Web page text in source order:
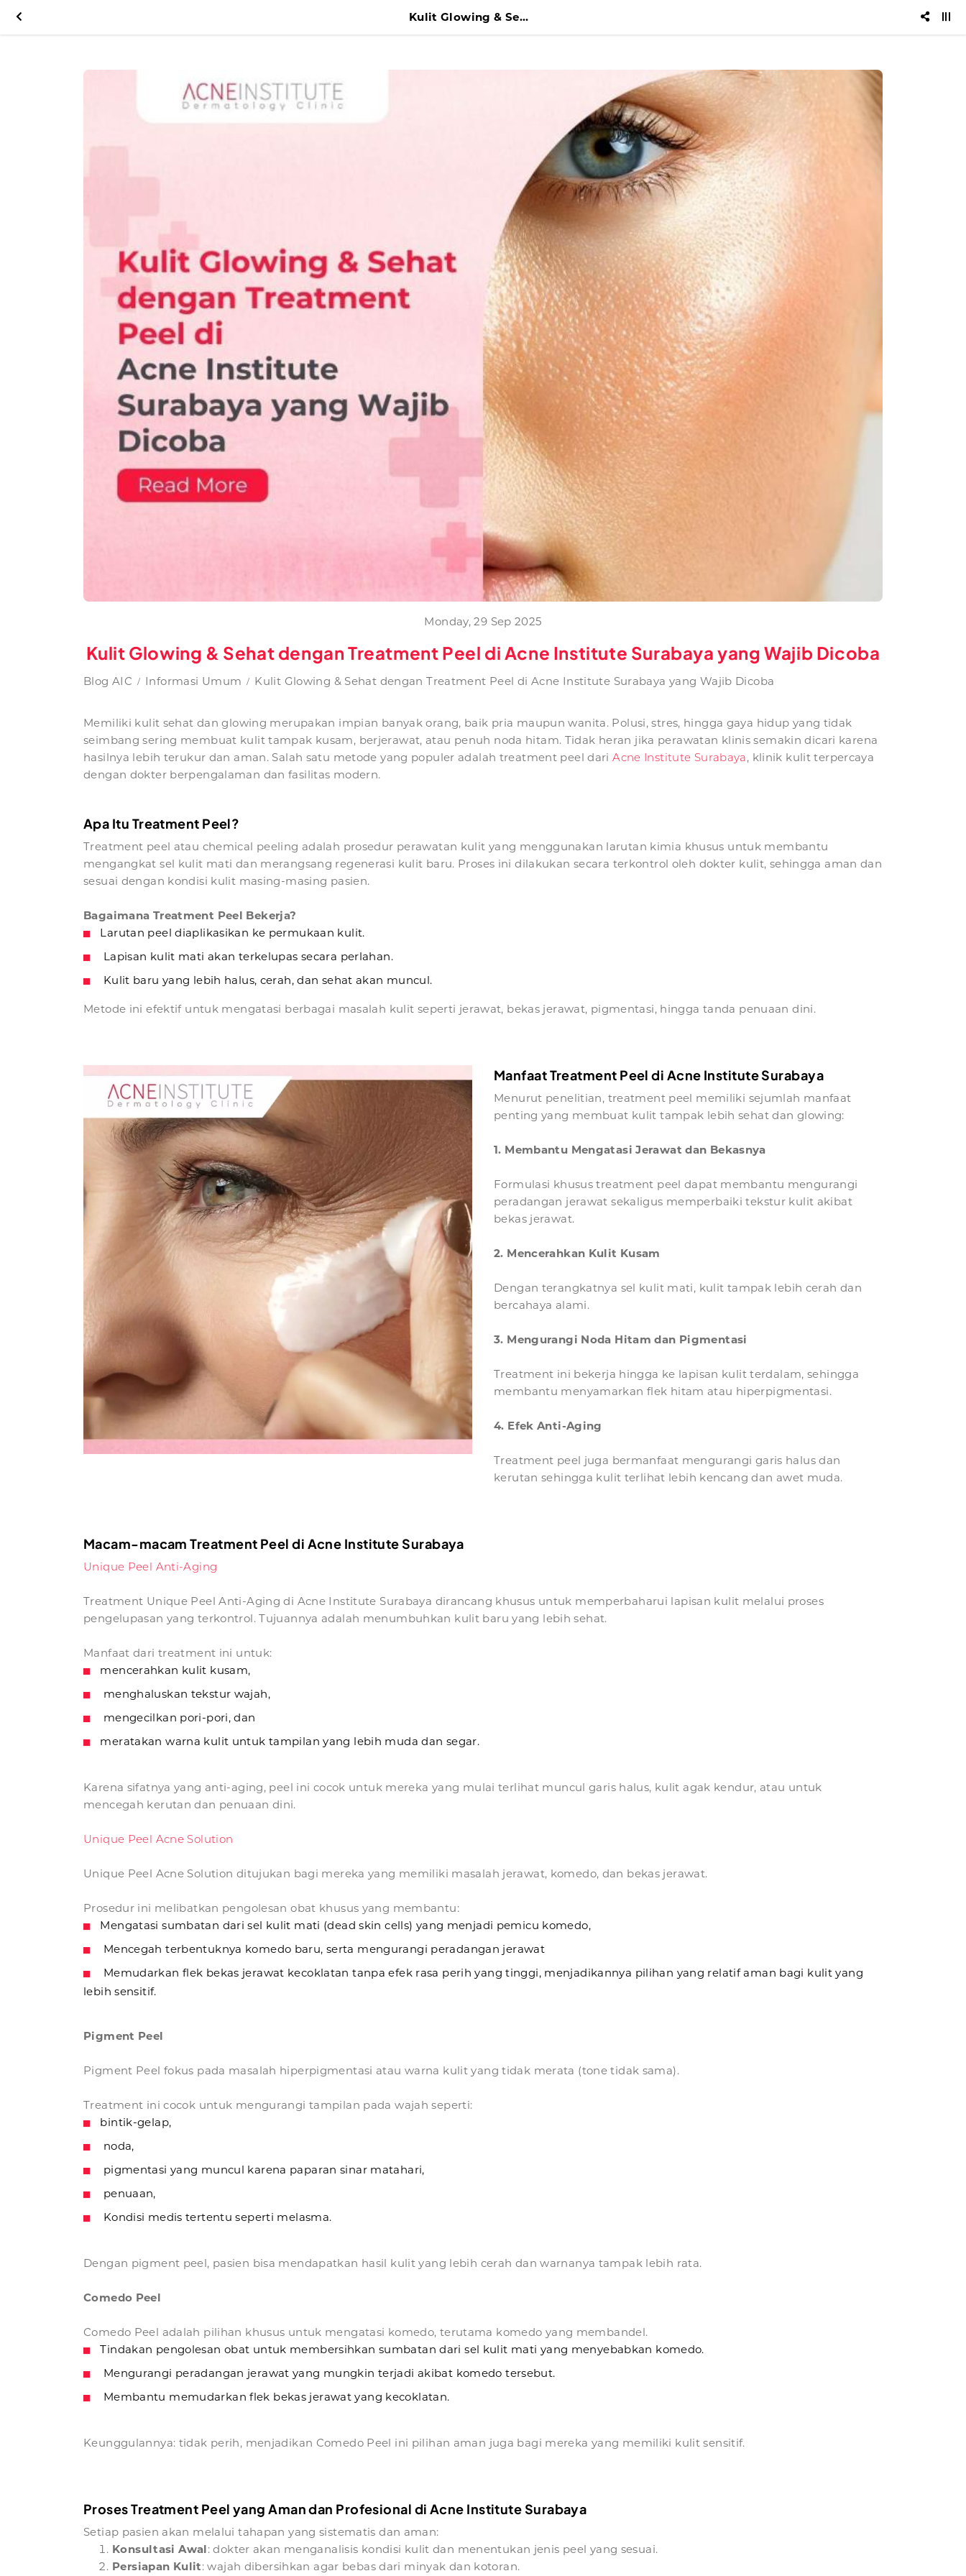
Kulit Glowing & Sehat dengan Treatment Peel di Acne Institute Surabaya yang Wajib Dicoba
Monday, 29 Sep 2025
Kulit Glowing & Sehat dengan Treatment Peel di Acne Institute Surabaya yang Wajib Dicoba
Blog AIC Informasi Umum Kulit Glowing & Sehat dengan Treatment Peel di Acne Institute Surabaya yang Wajib Dicoba
Memiliki kulit sehat dan glowing merupakan impian banyak orang, baik pria maupun wanita. Polusi, stres, hingga gaya hidup yang tidak
seimbang sering membuat kulit tampak kusam, berjerawat, atau penuh noda hitam. Tidak heran jika perawatan klinis semakin dicari karena
hasilnya lebih terukur dan aman. Salah satu metode yang populer adalah treatment peel dariAcne Institute Surabaya, klinik kulit terpercaya
dengan dokter berpengalaman dan fasilitas modern.
Apa Itu Treatment Peel?
Treatment peel atau chemical peeling adalah prosedur perawatan kulit yang menggunakan larutan kimia khusus untuk membantu
mengangkat sel kulit mati dan merangsang regenerasi kulit baru. Proses ini dilakukan secara terkontrol oleh dokter kulit, sehingga aman dan
sesuai dengan kondisi kulit masing-masing pasien.
Bagaimana Treatment Peel Bekerja?
Larutan peel diaplikasikan ke permukaan kulit.
Lapisan kulit mati akan terkelupas secara perlahan.
Kulit baru yang lebih halus, cerah, dan sehat akan muncul.
Metode ini efektif untuk mengatasi berbagai masalah kulit seperti jerawat, bekas jerawat, pigmentasi, hingga tanda penuaan dini.
Manfaat Treatment Peel di Acne Institute Surabaya
Menurut penelitian, treatment peel memiliki sejumlah manfaat
penting yang membuat kulit tampak lebih sehat dan glowing:
1. Membantu Mengatasi Jerawat dan Bekasnya
Formulasi khusus treatment peel dapat membantu mengurangi
peradangan jerawat sekaligus memperbaiki tekstur kulit akibat
bekas jerawat.
2. Mencerahkan Kulit Kusam
Dengan terangkatnya sel kulit mati, kulit tampak lebih cerah dan
bercahaya alami.
3. Mengurangi Noda Hitam dan Pigmentasi
Treatment ini bekerja hingga ke lapisan kulit terdalam, sehingga
membantu menyamarkan flek hitam atau hiperpigmentasi.
4. Efek Anti-Aging
Treatment peel juga bermanfaat mengurangi garis halus dan
kerutan sehingga kulit terlihat lebih kencang dan awet muda.
Macam-macam Treatment Peel di Acne Institute Surabaya
Unique Peel Anti-Aging
Treatment Unique Peel Anti-Aging di Acne Institute Surabaya dirancang khusus untuk memperbaharui lapisan kulit melalui proses
pengelupasan yang terkontrol. Tujuannya adalah menumbuhkan kulit baru yang lebih sehat.
Manfaat dari treatment ini untuk:
mencerahkan kulit kusam,
menghaluskan tekstur wajah,
mengecilkan pori-pori, dan
meratakan warna kulit untuk tampilan yang lebih muda dan segar.
Karena sifatnya yang anti-aging, peel ini cocok untuk mereka yang mulai terlihat muncul garis halus, kulit agak kendur, atau untuk
mencegah kerutan dan penuaan dini.
Unique Peel Acne Solution
Unique Peel Acne Solution ditujukan bagi mereka yang memiliki masalah jerawat, komedo, dan bekas jerawat.
Prosedur ini melibatkan pengolesan obat khusus yang membantu:
Mengatasi sumbatan dari sel kulit mati (dead skin cells) yang menjadi pemicu komedo,
Mencegah terbentuknya komedo baru, serta mengurangi peradangan jerawat
Memudarkan flek bekas jerawat kecoklatan tanpa efek rasa perih yang tinggi, menjadikannya pilihan yang relatif aman bagi kulit yang
lebih sensitif.
Pigment Peel
Pigment Peel fokus pada masalah hiperpigmentasi atau warna kulit yang tidak merata (tone tidak sama).
Treatment ini cocok untuk mengurangi tampilan pada wajah seperti:
bintik-gelap,
noda,
pigmentasi yang muncul karena paparan sinar matahari,
penuaan,
Kondisi medis tertentu seperti melasma.
Dengan pigment peel, pasien bisa mendapatkan hasil kulit yang lebih cerah dan warnanya tampak lebih rata.
Comedo Peel
Comedo Peel adalah pilihan khusus untuk mengatasi komedo, terutama komedo yang membandel.
Tindakan pengolesan obat untuk membersihkan sumbatan dari sel kulit mati yang menyebabkan komedo.
Mengurangi peradangan jerawat yang mungkin terjadi akibat komedo tersebut.
Membantu memudarkan flek bekas jerawat yang kecoklatan.
Keunggulannya: tidak perih, menjadikan Comedo Peel ini pilihan aman juga bagi mereka yang memiliki kulit sensitif.
Proses Treatment Peel yang Aman dan Profesional di Acne Institute Surabaya
Setiap pasien akan melalui tahapan yang sistematis dan aman:
Konsultasi Awal: dokter akan menganalisis kondisi kulit dan menentukan jenis peel yang sesuai.
Persiapan Kulit: wajah dibersihkan agar bebas dari minyak dan kotoran.